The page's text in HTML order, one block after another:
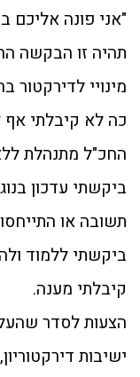
"אני פונה אליכם
תהיה זו הבקשה
כה לא קיבלתי אף
החכ"ל מתנהלת
ביקשתי עדכון
תשובה או
ביקשתי ללמוד
קיבלתי מענה.
הצעות לסדר
ישיבות